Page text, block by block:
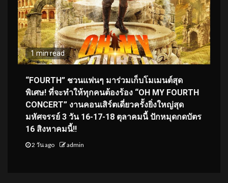
1 min read
“FOURTH” ชวนแฟนๆ มาร่วมเก็บโมเมนต์สุด
พิเศษ! ที่จะทำให้ทุกคนต้องร้อง “OH MY FOURTH
CONCERT” งานคอนเสิร์ตเดี่ยวครั้งยิ่งใหญ่สุด
มหัศจรรย์ 3 วัน 16-17-18 ตุลาคมนี้ ปักหมุดกดบัตร
16 สิงหาคมนี้!!
2 วัน ago admin